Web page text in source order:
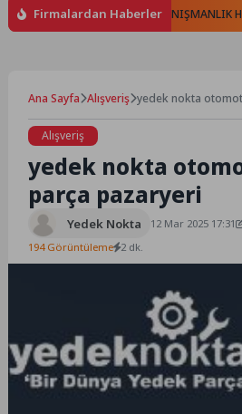
Firmalardan Haberler
TELEKOMÜNİKASYON VE DANIŞMANLIK
Ana Sayfa Alışveriş yedek nokta
Alışveriş
yedek nokta
parça pazaryeri
Yedek Nokta 12 Mar 2025 17:31
194 Görüntüleme 2 dk.